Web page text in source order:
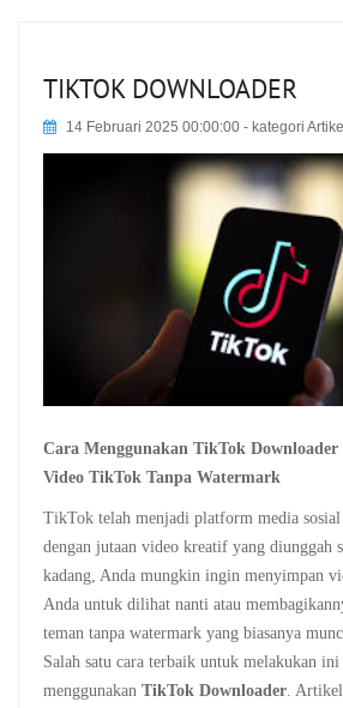
TIKTOK DOWNLOADER
14 Februari 2025 00:00:00 - kategori Artikel
Cara Menggunakan TikTok
Video TikTok Tanpa Watermark
TikTok telah menjadi platform media sosial
dengan jutaan video kreatif yang diunggah
kadang, Anda mungkin ingin menyimpan
Anda untuk dilihat nanti atau
teman tanpa watermark yang biasanya
Salah satu cara terbaik untuk melakukan ini
menggunakan TikTok Downloader .